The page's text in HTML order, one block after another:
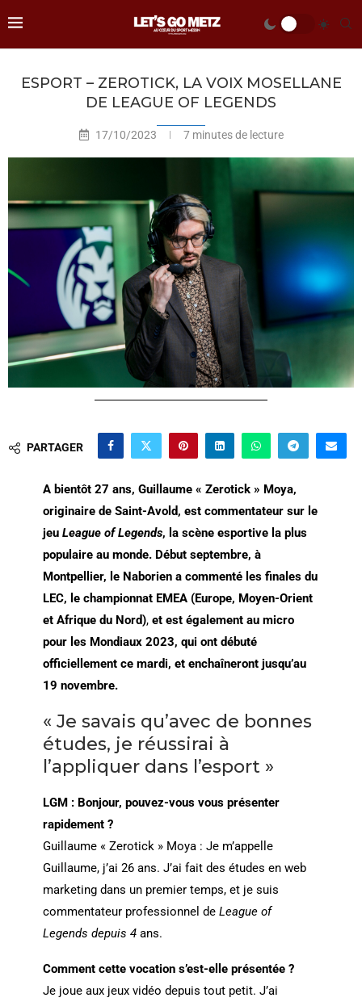
ESPORT – ZEROTICK, LA VOIX MOSELLANE
DE LEAGUE OF LEGENDS
17/10/2023 7 minutes de lecture
PARTAGER
A bientôt 27 ans, Guillaume « Zerotick » Moya,
originaire de Saint-Avold, est commentateur sur le
jeuLeague of Legends, la scène esportive la plus
populaire au monde. Début septembre, à
Montpellier, le Naborien a commenté les finales du
LEC, le championnat EMEA (Europe, Moyen-Orient
et Afrique du Nord), et est également au micro
pour les Mondiaux 2023, qui ont débuté
officiellement ce mardi, et enchaîneront jusqu’au
19 novembre.
« Je savais qu’avec de bonnes
études, je réussirai à
l’appliquer dans l’esport »
LGM : Bonjour, pouvez-vous vous présenter
rapidement ?
Guillaume « Zerotick » Moya : Je m’appelle
Guillaume, j’ai 26 ans. J’ai fait des études en web
marketing dans un premier temps, et je suis
commentateur professionnel de League of
Legends depuis 4 ans.
Comment cette vocation s’est-elle présentée ?
Je joue aux jeux vidéo depuis tout petit. J’ai